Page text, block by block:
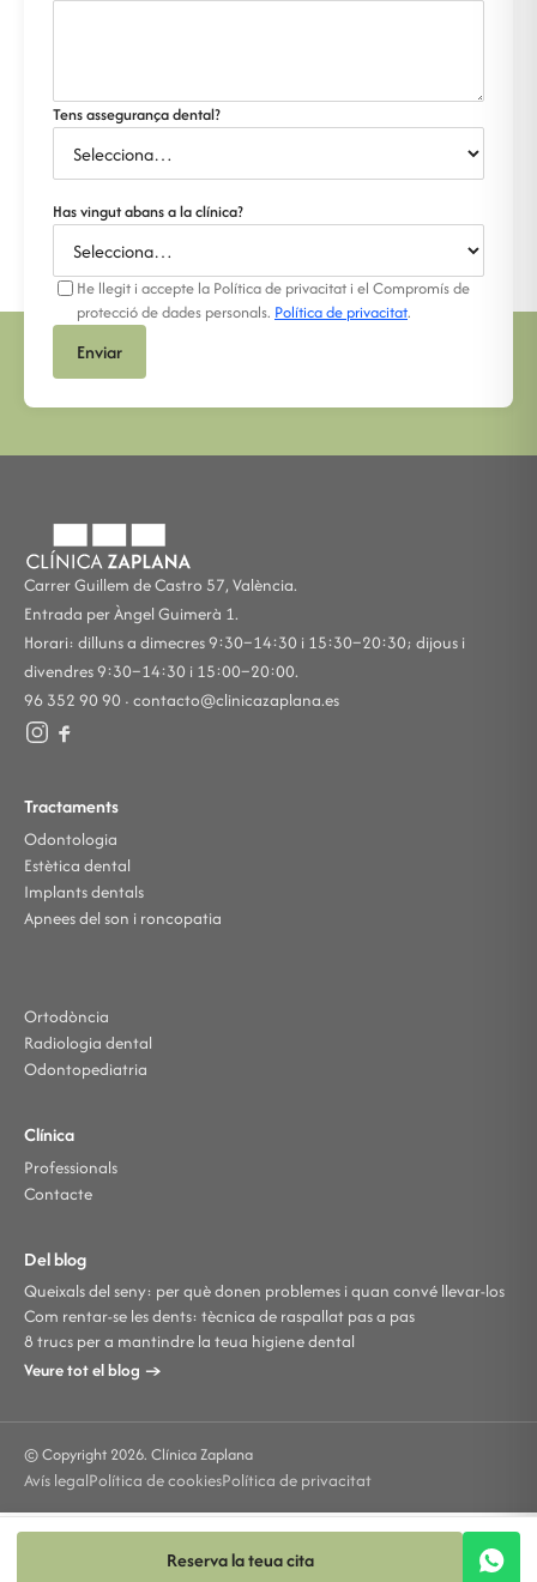
Tens assegurança dental?
Has vingut abans a la clínica?
He llegit i accepte la Política de privacitat i el Compromís de
protecció de dades personals. Política de privacitat.
Enviar
Carrer Guillem de Castro 57, València.
Entrada per Àngel Guimerà 1.
Horari: dilluns a dimecres 9:30–14:30 i 15:30–20:30; dijous i
divendres 9:30–14:30 i 15:00–20:00.
96 352 90 90 · contacto@clinicazaplana.es
Tractaments
Odontologia
Estètica dental
Implants dentals
Apnees del son i roncopatia
Ortodòncia
Radiologia dental
Odontopediatria
Clínica
Professionals
Contacte
Del blog
Queixals del seny: per què donen problemes i quan convé llevar-los
Com rentar-se les dents: tècnica de raspallat pas a pas
8 trucs per a mantindre la teua higiene dental
Veure tot el blog →
© Copyright 2026. Clínica Zaplana
Avís legalPolítica de cookiesPolítica de privacitat
Reserva la teua cita